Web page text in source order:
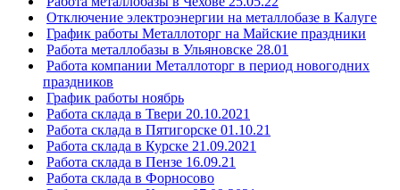
Отключение электроэнергии на металлобазе в Калуге
График работы Металлоторг на Майские праздники
Работа металлобазы в Ульяновске 28.01
Работа компании Металлоторг в период новогодних
праздников
График работы ноябрь
Работа склада в Твери 20.10.2021
Работа склада в Пятигорске 01.10.21
Работа склада в Курске 21.09.2021
Работа склада в Пензе 16.09.21
Работа склада в Форносово